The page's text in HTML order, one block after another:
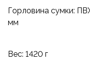
Гермосумка Ranger
пластиковые
Горловина сумки:
мм
Вес: 1420 г